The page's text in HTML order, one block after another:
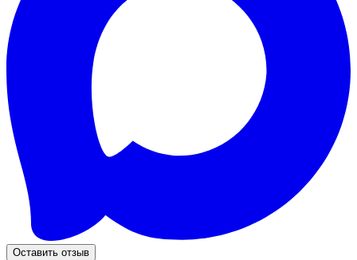
Оставить отзыв